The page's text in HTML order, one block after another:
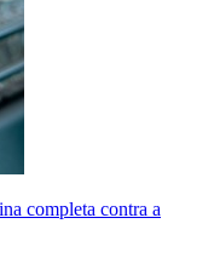
completa contra a